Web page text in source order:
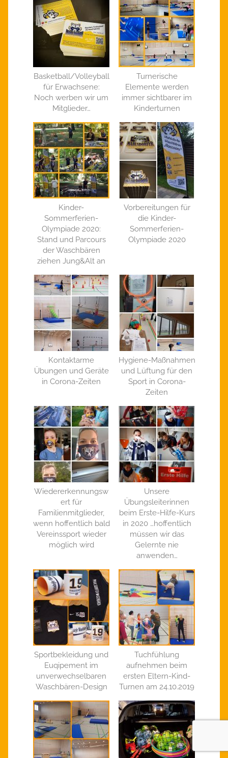
Basketball/Volleyball
für Erwachsene:
Noch werben wir um
Mitglieder…
Turnerische
Elemente werden
immer sichtbarer im
Kinderturnen
Kinder-
Sommerferien-
Olympiade 2020:
Stand und Parcours
der Waschbären
ziehen Jung&Alt an
Vorbereitungen für
die Kinder-
Sommerferien-
Olympiade 2020
Kontaktarme
Übungen und Geräte
in Corona-Zeiten
Hygiene-Maßnahmen
und Lüftung für den
Sport in Corona-
Zeiten
Wiedererkennungsw
ert für
Familienmitglieder,
wenn hoffentlich bald
Vereinssport wieder
möglich wird
Unsere
Übungsleiterinnen
beim Erste-Hilfe-Kurs
in 2020 …hoffentlich
müssen wir das
Gelernte nie
anwenden…
Sportbekleidung und
Euqipement im
unverwechselbaren
Waschbären-Design
Tuchfühlung
aufnehmen beim
ersten Eltern-Kind-
Turnen am 24.10.2019